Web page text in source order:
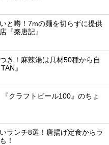
と噂！7mの麺を切らずに提供
『秦唐記』
き！麻辣湯は具材50種から自
』
クラフトビール100』のちょ
ランチ8選！唐揚げ定食からラ
！